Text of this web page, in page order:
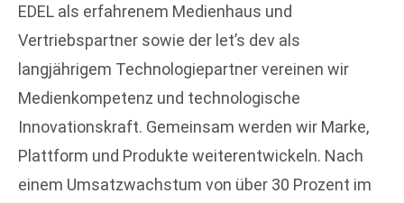
EDEL als erfahrenem Medienhaus und
Vertriebspartner sowie der let’s dev als
langjährigem Technologiepartner vereinen wir
Medienkompetenz und technologische
Innovationskraft. Gemeinsam werden wir Marke,
Plattform und Produkte weiterentwickeln. Nach
einem Umsatzwachstum von über 30 Prozent im